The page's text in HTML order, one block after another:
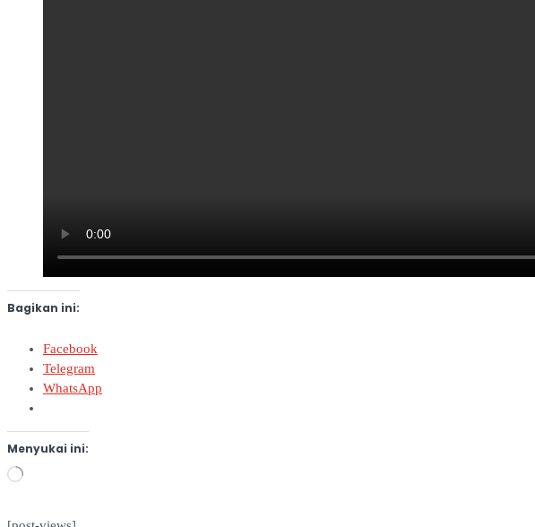
Bagikan ini:
Facebook
Telegram
WhatsApp
Menyukai ini:
Memuat...